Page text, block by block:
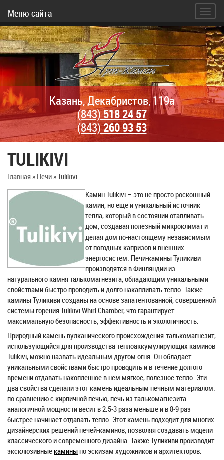
Меню сайта
Казань, Декабристов, 119а
(843)518 24 57
(843)260 93 53
TULIKIVI
Главная» Печи»Tulikivi
Камин Tulikivi – это не просто роскошный
камин, но еще и уникальный источник
тепла, который в состоянии отапливать
дом, создавая полезный микроклимат и
делая дом по-настоящему независимым
от погодных капризов и внешних
энергосистем. Печи-камины Туликиви
производятся в Финляндии из
натурального камня талькомагнезита, обладающим уникальными
свойствами быстро проводить и долго накапливать тепло. Также
камины Туликиви созданы на основе запатентованной, совершенной
системы горения Tulikivi Whirl Chamber, что гарантирует
максимальную безопасность, эффективность и экологичность.
Природный камень вулканического происхождения-талькомагнезит,
использующийся для производства теплоаккумулирующих каминов
Tulikivi, можно назвать идеальным другом огня. Он обладает
уникальными свойствами быстро проводить и в течение долгого
времени отдавать накопленное в нем мягкое, полезное тепло. Эти
два свойства сделали этот камень идеальным печным материалом:
по сравнению с кирпичной печью, печь из талькомагнезита
аналогичной мощности весит в 2.5-3 раза меньше и в 8-9 раз
быстрее начинает отдавать тепло. Этот камень подходит для многих
дизайнерских решений печей-каминов, позволяя создавать модели
классического и современного дизайна. Также Туликиви производит
эксклюзивные каминыпо эскизам художников и архитекторов.